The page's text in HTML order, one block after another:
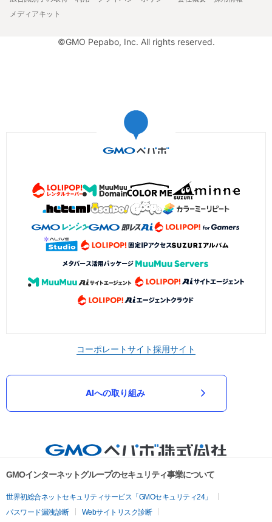
メディアキット
©GMO Pepabo, Inc. All rights reserved.
コーポレートサイト採用サイト
AIへの取り組み
GMOインターネットグループのセキュリティ事業について
世界初総合ネットセキュリティサービス「GMOセキュリティ24」
パスワード漏洩診断
Webサイトリスク診断